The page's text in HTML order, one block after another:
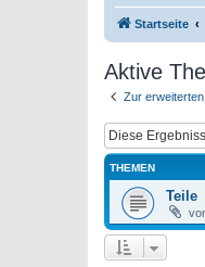
Startseite
Aktive
Zur
THEMEN
Teile